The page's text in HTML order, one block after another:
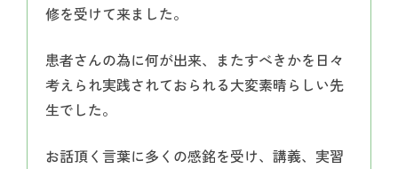
修を受けて来ました。
患者さんの為に何が出来、またすべきかを日々
考えられ実践されておられる大変素晴らしい先
生でした。
お話頂く言葉に多くの感銘を受け、講義、実習